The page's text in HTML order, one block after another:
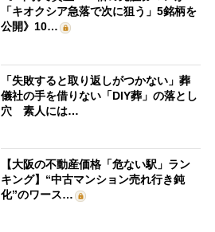
「キオクシア急落で次に狙う」5銘柄を
公開》10…
「失敗すると取り返しがつかない」葬
儀社の手を借りない「DIY葬」の落とし
穴 素人には…
【大阪の不動産価格「危ない駅」ラン
キング】“中古マンション売れ行き鈍
化”のワース…